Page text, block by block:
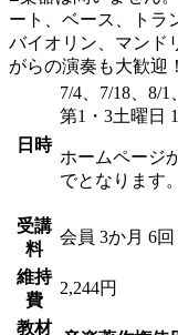
ート、ベース、トラ
バイオリン、マンド
がらの演奏も大歓迎！
日時
7/4、7/18、8/1
第1・3土曜日
ホームページ
でとなります。
受講
料
会員 3か月 6回
維持
費
2,244円
教材